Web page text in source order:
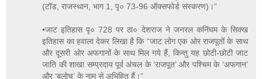
(टॉड, राजस्थान, भाग 1, पृ० 73-96 ऑक्सफोर्ड संस्करण)।”
•जाट इतिहास पृ० 728 पर ठा० देशराज ने जनरल कनिंघम के सिक्ख
इतिहास का हवाला देकर लिखा है कि “जाट लोग एक ओर राजपूतों के साथ
और दूसरी ओर अफगानों के साथ मिल गये हैं, किन्तु यह छोटी-छोटी जाट
जाति की शाखा सम्प्रदाय पूर्व अंचल के ‘राजपूत’ और पश्चिम के ‘अफगान’
और ‘बलोच’ के नाम से अभिहित हैं।”